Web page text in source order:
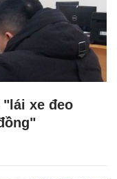
xe đeo